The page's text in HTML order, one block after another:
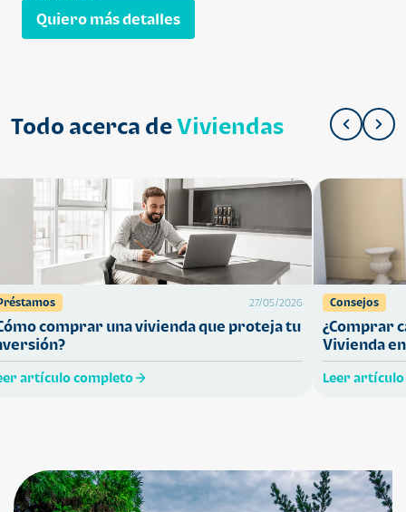
Quiero más detalles
Todo acerca deViviendas
27/05/2026
comprar una vivienda que proteja tu
artículo completo
Consejos
¿Comprar
Vivienda
Leer